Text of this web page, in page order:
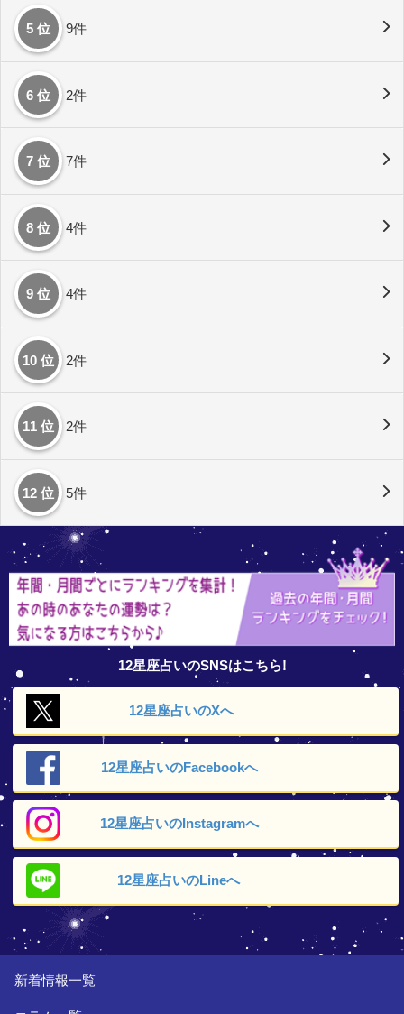
5 位 9件
6 位 2件
7 位 7件
8 位 4件
9 位 4件
10 位 2件
11 位 2件
12 位 5件
12星座占いのSNSはこちら!
12星座占いのXへ
12星座占いのFacebookへ
12星座占いのInstagramへ
12星座占いのLineへ
新着情報一覧